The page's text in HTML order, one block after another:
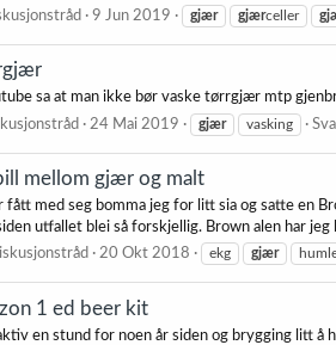
9 Jun 2019 gjær gjærceller
sa at man ikke bør vaske tørrgjær mtp
24 Mai 2019 gjær vasking
mellom gjær og malt
fått med seg bomma jeg for litt sia og satte en
utfallet blei så forskjellig. Brown alen har jeg
20 Okt 2018 ekg gjær
1 ed beer kit
en stund for noen år siden og brygging litt